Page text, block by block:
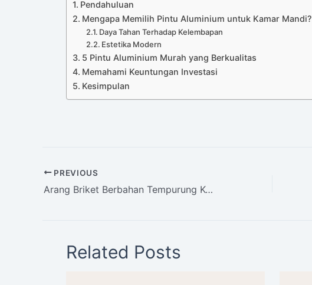
Pendahuluan
Mengapa Memilih Pintu Aluminium untuk Kamar Mandi?
Daya Tahan Terhadap Kelembapan
Estetika Modern
5 Pintu Aluminium Murah yang Berkualitas
Memahami Keuntungan Investasi
Kesimpulan
PREVIOUS
Arang Briket Berbahan Tempurung Kelapa
Related Posts